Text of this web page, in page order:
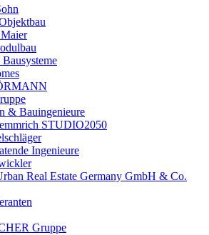
& Bauingenieure
STUDIO2050
Ingenieure
Real Estate Germany GmbH & Co.
Gruppe